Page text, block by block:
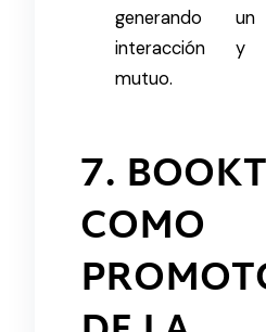
generando
interacción y
mutuo.
7.
COMO